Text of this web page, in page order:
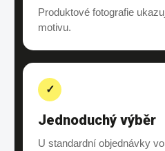
Produktové fotografie
motivu.
✓
Jednoduchý výběr
U standardní objednávky